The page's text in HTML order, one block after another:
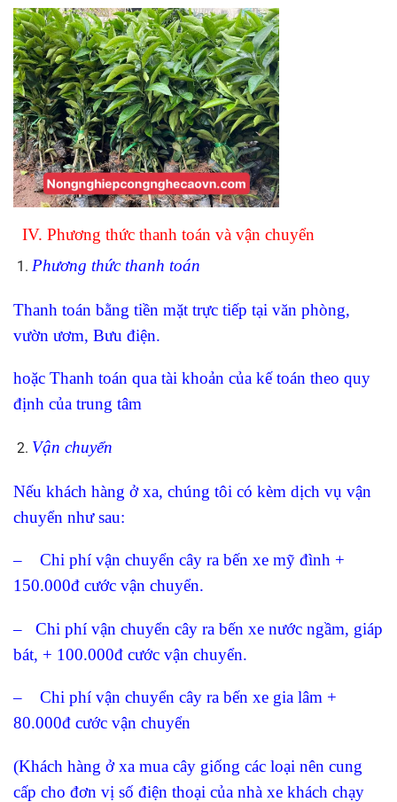
IV. Phương thức thanh toán và vận chuyển
Phương thức thanh toán
Thanh toán bằng tiền mặt trực tiếp tại văn phòng,
vườn ươm, Bưu điện.
hoặc Thanh toán qua tài khoản của kế toán theo quy
định của trung tâm
Vận chuyển
Nếu khách hàng ở xa, chúng tôi có kèm dịch vụ vận
chuyển như sau:
– Chi phí vận chuyển cây ra bến xe mỹ đình +
150.000đ cước vận chuyển.
– Chi phí vận chuyển cây ra bến xe nước ngầm, giáp
bát, + 100.000đ cước vận chuyển.
– Chi phí vận chuyển cây ra bến xe gia lâm +
80.000đ cước vận chuyển
(Khách hàng ở xa mua cây giống các loại nên cung
cấp cho đơn vị số điện thoại của nhà xe khách chạy